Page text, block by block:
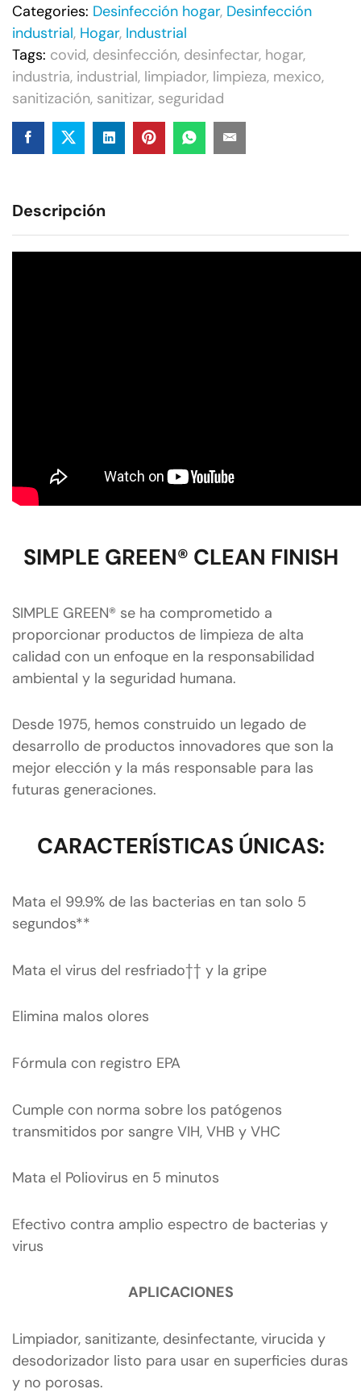
Categories: Desinfección hogar, Desinfección
industrial, Hogar, Industrial
Tags: covid, desinfección, desinfectar, hogar,
industria, industrial, limpiador, limpieza, mexico,
sanitización, sanitizar, seguridad
Descripción
SIMPLE GREEN® CLEAN FINISH
SIMPLE GREEN® se ha comprometido a
proporcionar productos de limpieza de alta
calidad con un enfoque en la responsabilidad
ambiental y la seguridad humana.
Desde 1975, hemos construido un legado de
desarrollo de productos innovadores que son la
mejor elección y la más responsable para las
futuras generaciones.
CARACTERÍSTICAS ÚNICAS:
Mata el 99.9% de las bacterias en tan solo 5
segundos**
Mata el virus del resfriado†† y la gripe
Elimina malos olores
Fórmula con registro EPA
Cumple con norma sobre los patógenos
transmitidos por sangre VIH, VHB y VHC
Mata el Poliovirus en 5 minutos
Efectivo contra amplio espectro de bacterias y
virus
APLICACIONES
Limpiador, sanitizante, desinfectante, virucida y
desodorizador listo para usar en superficies duras
y no porosas.